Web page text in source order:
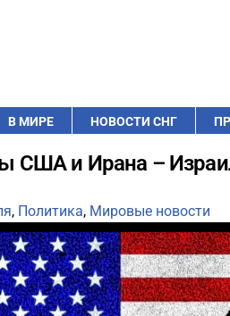
В МИРЕ НОВОСТИ СНГ
США и Ирана –
, Политика, Мировые новости